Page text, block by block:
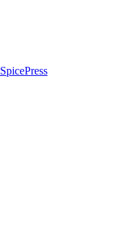
SpicePress